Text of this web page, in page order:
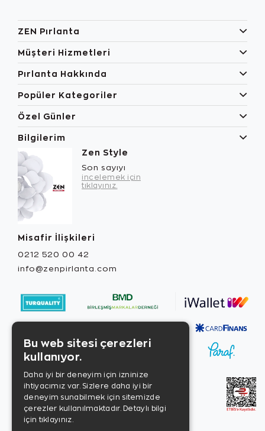
ZEN Pırlanta
Müşteri Hizmetleri
Pırlanta Hakkında
Popüler Kategoriler
Özel Günler
Bilgilerim
Zen Style
Son sayıyı
incelemek için
tıklayınız.
Misafir İlişkileri
0212 520 00 42
info@zenpirlanta.com
Bu web sitesi çerezleri
kullanıyor.
Daha iyi bir deneyim için izninize
ihtiyacımız var. Sizlere daha iyi bir
deneyim sunabilmek için sitemizde
çerezler kullanılmaktadır. Detaylı bilgi
için tıklayınız.